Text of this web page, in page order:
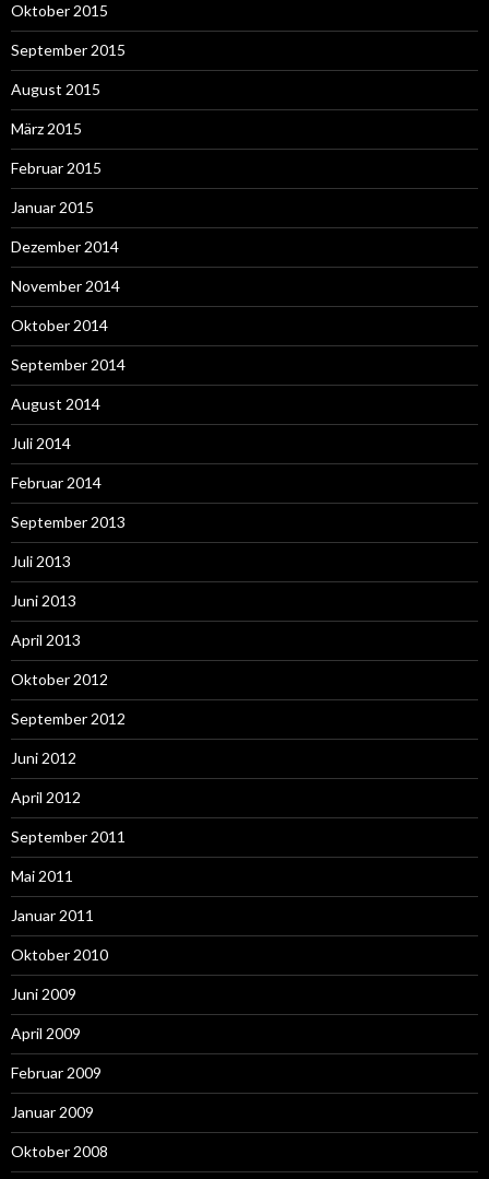
Oktober 2015
September 2015
August 2015
März 2015
Februar 2015
Januar 2015
Dezember 2014
November 2014
Oktober 2014
September 2014
August 2014
Juli 2014
Februar 2014
September 2013
Juli 2013
Juni 2013
April 2013
Oktober 2012
September 2012
Juni 2012
April 2012
September 2011
Mai 2011
Januar 2011
Oktober 2010
Juni 2009
April 2009
Februar 2009
Januar 2009
Oktober 2008